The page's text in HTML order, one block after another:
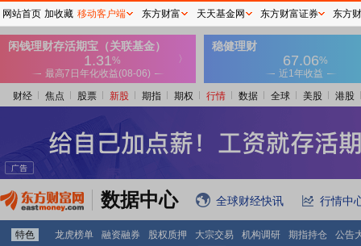
财经 焦点 股票 新股 期指 期权 行情 数据 全球 美股 港股
数据中心 全球财经快讯 行情中
特色 龙虎榜单 融资融券 股权质押 大宗交易 机构调研 期指持仓
公告
网站首页 加收藏 移动客户端 东方财富 天天基金网 东方财富证券 东方